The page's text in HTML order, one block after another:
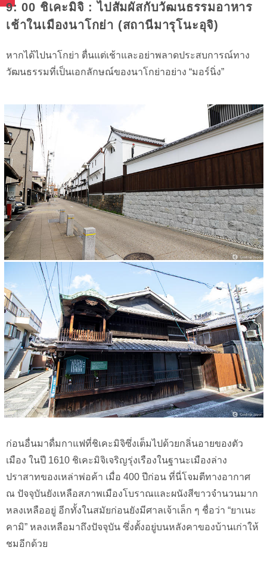
9: 00 ชิเคะมิจิ : ไปสัมผัสกับวัฒนธรรมอาหาร
เช้าในเมืองนาโกย่า (สถานีมารุโนะอุจิ)
หากได้ไปนาโกย่า ตื่นแต่เช้าและอย่าพลาดประสบการณ์ทาง
วัฒนธรรมที่เป็นเอกลักษณ์ของนาโกย่าอย่าง “มอร์นิ่ง”
ก่อนอื่นมาดื่มกาแฟที่ชิเคะมิจิซึ่งเต็มไปด้วยกลิ่นอายของตัว
เมือง ในปี 1610 ชิเคะมิจิเจริญรุ่งเรืองในฐานะเมืองล่าง
ปราสาทของเหล่าพ่อค้า เมื่อ 400 ปีก่อน ที่นี่โจมตีทางอากาศ
ณ ปัจจุบันยังเหลือสภาพเมืองโบราณและผนังสีขาวจำนวนมาก
หลงเหลืออยู่ อีกทั้งในสมัยก่อนยังมีศาลเจ้าเล็ก ๆ ชื่อว่า “ยาเนะ
คามิ” หลงเหลือมาถึงปัจจุบัน ซึ่งตั้งอยู่บนหลังคาของบ้านเก่าให้
ชมอีกด้วย